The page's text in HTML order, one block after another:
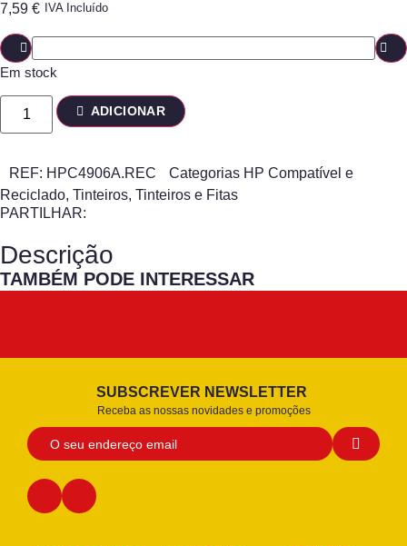
7,59 € IVA Incluído
Em stock
ADICIONAR
REF: HPC4906A.REC Categorias HP Compatível e
Reciclado, Tinteiros, Tinteiros e Fitas
PARTILHAR:
Descrição
TAMBÉM PODE INTERESSAR
SUBSCREVER NEWSLETTER
Receba as nossas novidades e promoções